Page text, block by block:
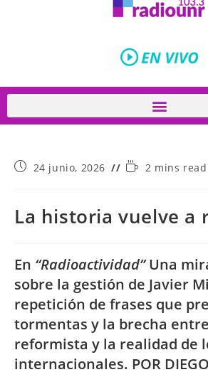
24 junio, 2026 2 mins read
La historia vuelve a
En “Radioactividad”Una
sobre la gestión de Javier
repetición de frases que
tormentas y la brecha
reformista y la realidad de
internacionales. POR